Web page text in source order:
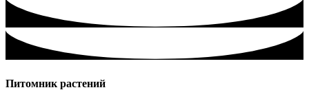
Питомник растений